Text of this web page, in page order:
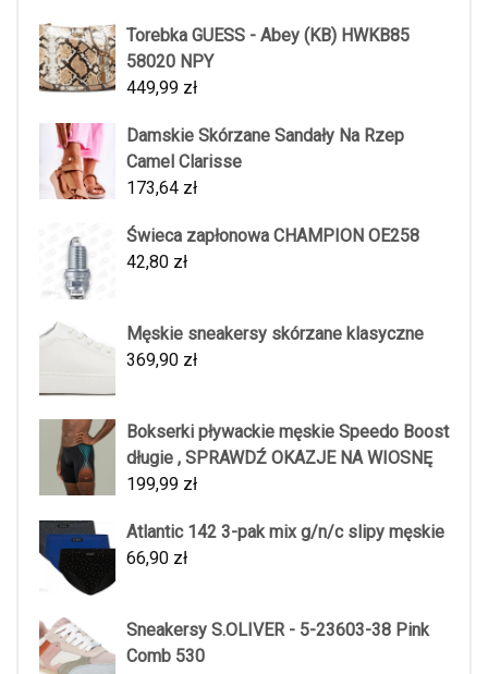
Torebka GUESS - Abey (KB) HWKB85
58020 NPY
449,99 zł
Damskie Skórzane Sandały Na Rzep
Camel Clarisse
173,64 zł
Świeca zapłonowa CHAMPION OE258
42,80 zł
Męskie sneakersy skórzane klasyczne
369,90 zł
Bokserki pływackie męskie Speedo Boost
długie , SPRAWDŹ OKAZJE NA WIOSNĘ
199,99 zł
Atlantic 142 3-pak mix g/n/c slipy męskie
66,90 zł
Sneakersy S.OLIVER - 5-23603-38 Pink
Comb 530